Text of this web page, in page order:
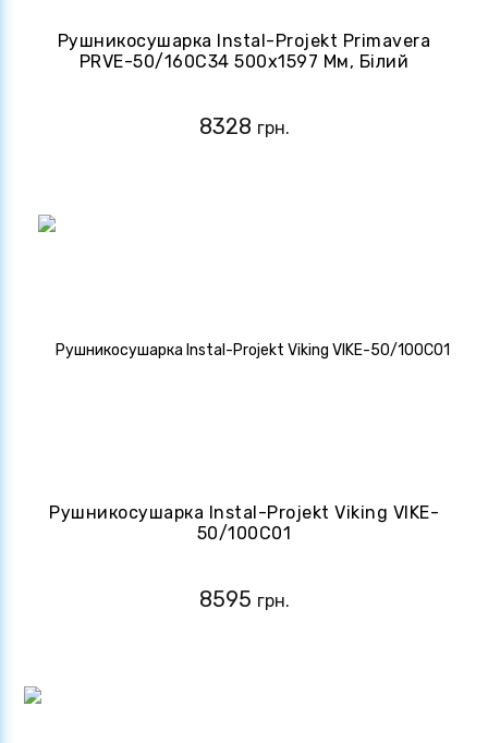
Рушникосушарка Instal-Projekt Primavera
PRVE-50/160C34 500х1597 Мм, Білий
8328 грн.
Рушникосушарка Instal-Projekt Viking VIKE-
50/100C01
8595 грн.